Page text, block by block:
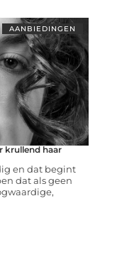
AANBIEDINGEN
krullend haar
en dat begint
dat als geen